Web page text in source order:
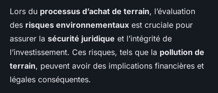
Lors du processus d’achat de terrain, l’évaluation
des risques environnementaux est cruciale pour
assurer la sécurité juridique et l’intégrité de
l’investissement. Ces risques, tels que la pollution de
terrain, peuvent avoir des implications financières et
légales conséquentes.